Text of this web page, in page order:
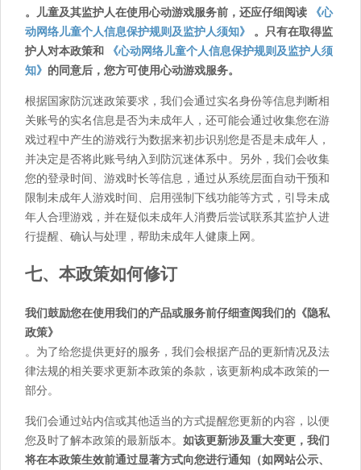
。儿童及其监护人在使用心动游戏服务前，还应仔细阅读
《心
动网络儿童个人信息保护规则及监护人须知》
。只有在取得监
护人对本政策和
《心动网络儿童个人信息保护规则及监护人须
知》 的同意后，您方可使用心动游戏服务。
根据国家防沉迷政策要求，我们会通过实名身份等信息判断相
关账号的实名信息是否为未成年人，还可能会通过收集您在游
戏过程中产生的游戏行为数据来初步识别您是否是未成年人，
并决定是否将此账号纳入到防沉迷体系中。另外，我们会收集
您的登录时间、游戏时长等信息，通过从系统层面自动干预和
限制未成年人游戏时间、启用强制下线功能等方式，引导未成
年人合理游戏，并在疑似未成年人消费后尝试联系其监护人进
行提醒、确认与处理，帮助未成年人健康上网。
七、本政策如何修订
我们鼓励您在使用我们的产品或服务前仔细查阅我们的《隐私
政策》
。为了给您提供更好的服务，我们会根据产品的更新情况及法
律法规的相关要求更新本政策的条款，该更新构成本政策的一
部分。
我们会通过站内信或其他适当的方式提醒您更新的内容，以便
您及时了解本政策的最新版本。 如该更新涉及重大变更，我们
将在本政策生效前通过显著方式向您进行通知（如网站公示、